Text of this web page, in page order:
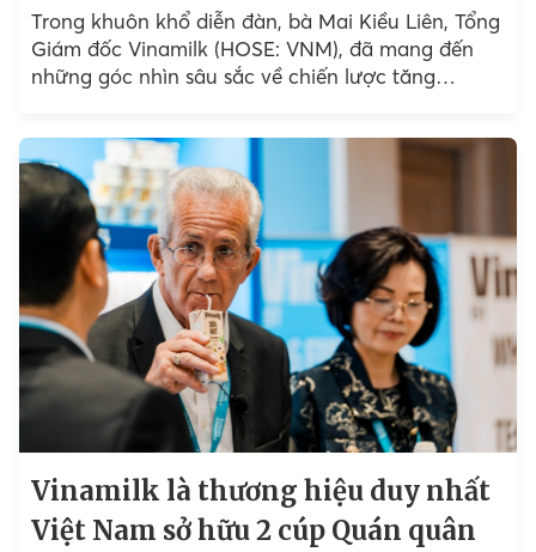
Trong khuôn khổ diễn đàn, bà Mai Kiều Liên, Tổng
Giám đốc Vinamilk (HOSE: VNM), đã mang đến
những góc nhìn sâu sắc về chiến lược tăng
Vinamilk là thương hiệu duy nhất
Việt Nam sở hữu 2 cúp Quán quân